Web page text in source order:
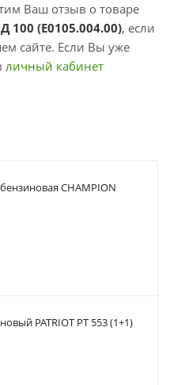
Ваш отзыв о товаре
(E0105.004.00), если
сайте. Если Вы уже
личный кабинет
CHAMPION
PATRIOT PT 553 (1+1)